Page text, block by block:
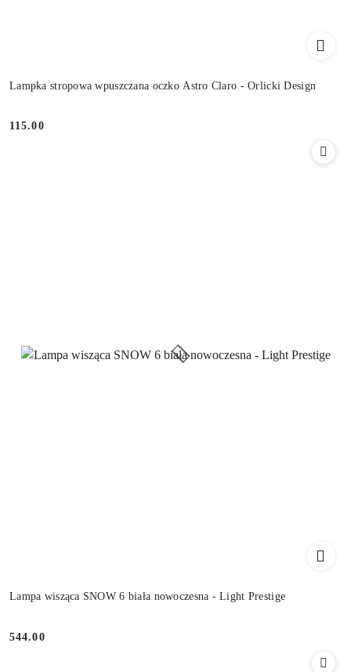
Lampka stropowa wpuszczana oczko Astro Claro - Orlicki Design
Cena:
115.00
Lampa wisząca SNOW 6 biała nowoczesna - Light Prestige
Cena:
544.00